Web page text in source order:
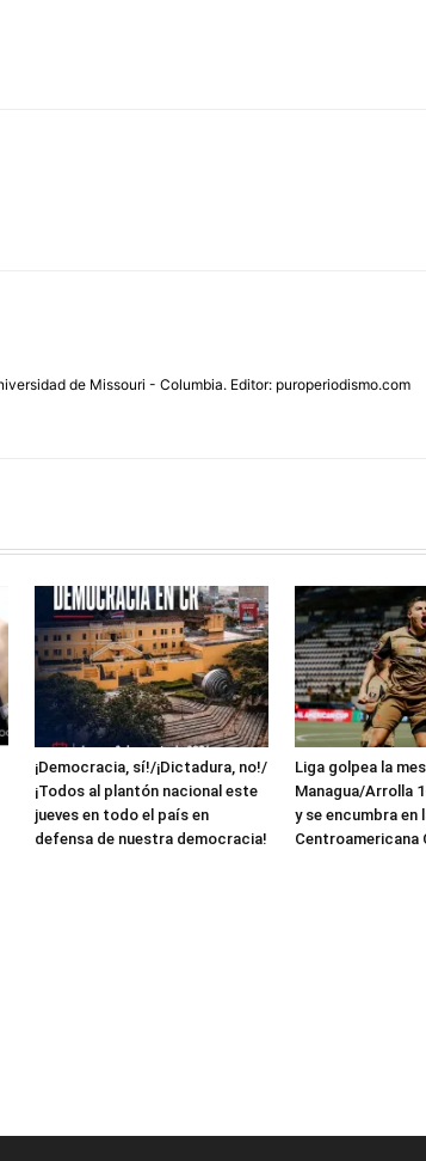
de Missouri - Columbia. Editor: puroperiodismo.com
¡Democracia, sí!/¡Dictadura, no!/
¡Todos al plantón nacional este
jueves en todo el país en
defensa de nuestra democracia!
Liga golpea la
Managua/Arrolla
y se encumbra en
Centroamericana